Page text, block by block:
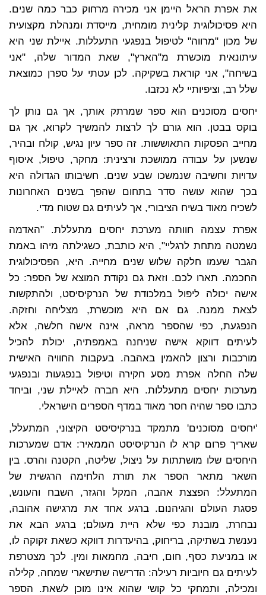
את אפרת הראל היימן אני מכירה מרחוק כבר כמה שנים.
היא פסיכולוגית קלינית מומחית, מייסדת ומנהלת מקצועית
של מכון "מרווה" לטיפול בנפגעי התעללות. איילת שני היא
עיתונאית מוכשרת מ"הארץ", שאת המדור שלה, "אני
בשיחה", אני קוראת בשקיקה. לכן עטתי על ספרן כמוצאת
שלל רב, וציפיותיי לא נכזבו.
יחסים מסוכנים הוא ספר שמרתק אותך, אך גם נותן לך
בוקס בבטן. הוא גורם לך לרצות להמשיך לקרוא, אך גם
מחייב הפסקות התאוששות. זה ספר עיון נגיש, קולח ובהיר,
שנשען על עבודה ממושכת ורצינית: מחקר, טיפול, איסוף
עדויות וחשיבה שנמשכו שבע שנים. חשיבותו הגדולה היא
בכך שהוא עושה סדר בתחום שהפך בשנים האחרונות
לשכיח מאוד בשיח הציבורי, אך לעיתים גם שטוח מדי.
אפרת עצמה חוותה מערכת יחסים מתעללת. "האדמה
נשמטה מתחת לרגליי", היא כותבת, כשגילתה מיהו באמת
הגבר שעמו חלקה שלוש שנים מחייה. היא, הפסיכולוגית
החכמה. תארו לכם. וזאת גם נקודת המוצא של הספר: כל
אישה יכולה ליפול במלכודת של הנרקיסיסט, ולהתקשות
לצאת ממנה. גם אם היא מוכשרת, מצליחה וחזקה.
הנפגעת, כפי שהספר מראה, אינה אישה חלשה, אלא
לעיתים דווקא אישה שניחנה באמפתיה, יכולת להכיל
מורכבות ורצון להאמין באהבה. בעקבות החוויה האישית
שלה החלה אפרת מסע חקירה וטיפול בנפגעות ובנפגעי
מערכות יחסים מתעללות. היא חברה לאיילת שני, וביחד
כתבו ספר שהיה חסר מאוד במדף הספרים הישראלי.
'יחסים מסוכנים' מתמקד בנרקיסיסט הקיצוני, המתעלל,
שאריך פרום קרא לו הנרקיסיסט הממאיר: אדם שמערכות
היחסים שלו מושתתות על ניצול, שליטה, הקטנה והרס. בין
השאר מתאר הספר את תורת הלחימה הרגשית של
המתעלל: הפצצת אהבה, המקל והגזר, השבח והעונש,
פסגת העולם והגיהנום. ברגע אחד את מרגישה אהובה,
נבחרת, מובנת כפי שלא היית מעולם; ברגע הבא את
נענשת בשתיקה, בריחוק, בהיעדרות דווקא כשאת זקוקה לו,
או במניעת כסף, חום, חיבה, מחמאות ומין. לכך מצטרפת
לעיתים גם חיוביות רעילה: הדרישה שתישארי שמחה, קלילה
ומכילה, ותמחקי כל קושי שהוא אינו מוכן לשאת. הספר